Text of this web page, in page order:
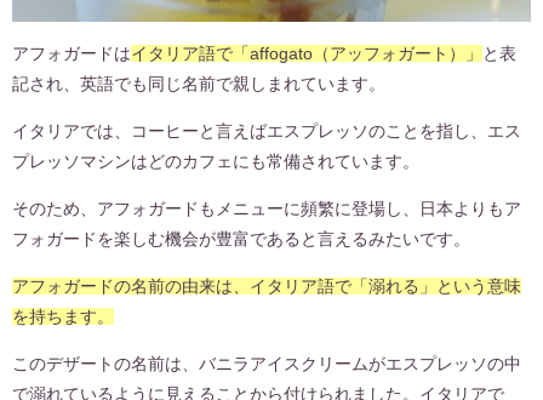
アフォガードはイタリア語で「affogato（アッフォガート）」
と表
記され、英語でも同じ名前で親しまれています。
イタリアでは、コーヒーと言えばエスプレッソのことを指し、エス
プレッソマシンはどのカフェにも常備されています。
そのため、アフォガードもメニューに頻繁に登場し、日本よりもア
フォガードを楽しむ機会が豊富であると言えるみたいです。
アフォガードの名前の由来は、イタリア語で「溺れる」という意味
を持ちます。
このデザートの名前は、バニラアイスクリームがエスプレッソの中
で溺れているように見えることから付けられました。イタリアで